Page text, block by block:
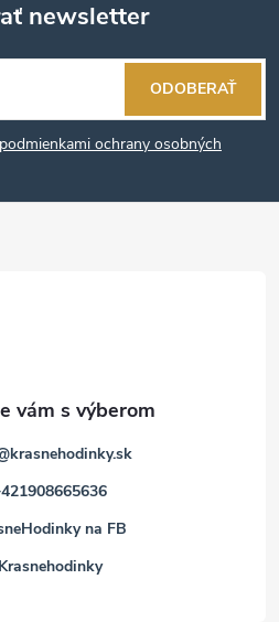
newsletter
podmienkami ochrany osobných
ODOBERAŤ
krasnehodinky.sk
na FB
Krasnehodinky